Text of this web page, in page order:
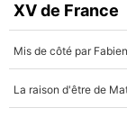
XV de France